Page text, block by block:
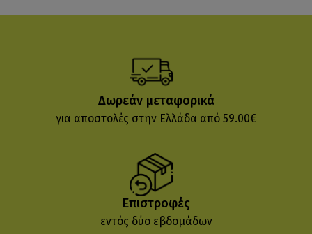
Δωρεάν μεταφορικά
για αποστολές στην Ελλάδα από 59.00€
Επιστροφές
εντός δύο εβδομάδων